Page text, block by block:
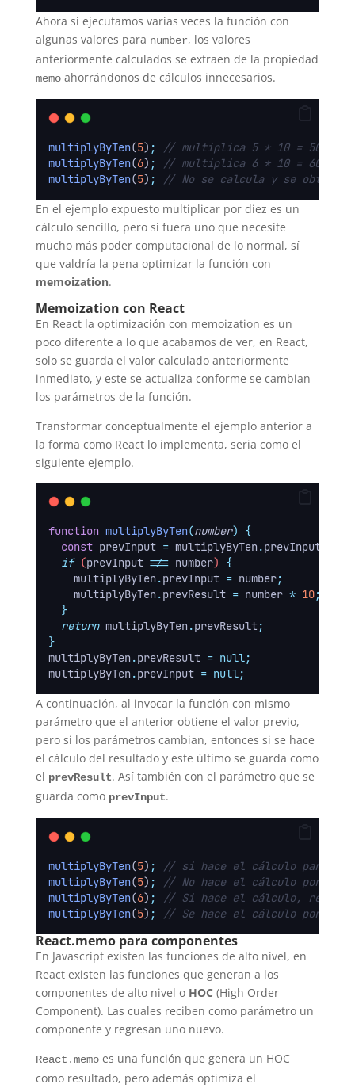
Ahora si ejecutamos varias veces la función con
algunas valores para number, los valores
anteriormente calculados se extraen de la propiedad
memoahorrándonos de cálculos innecesarios.
multiplyByTen(5) ;
// multiplica 5 * 10 = 50
multiplyByTen(6) ;
// multiplica 6 * 10 = 60
multiplyByTen(5) ; // No se calcula y se obtiene
En el ejemplo expuesto multiplicar por diez es un
cálculo sencillo, pero si fuera uno que necesite
mucho más poder computacional de lo normal, sí
que valdría la pena optimizar la función con
memoization.
Memoization con React
En React la optimización con memoization es un
poco diferente a lo que acabamos de ver, en React,
solo se guarda el valor calculado anteriormente
inmediato, y este se actualiza conforme se cambian
los parámetros de la función.
Transformar conceptualmente el ejemplo anterior a
la forma como React lo implementa, seria como el
siguiente ejemplo.
function multiplyByTen(number)
{
const prevInput = multiplyByTen.prevInput
if (prevInput !== number) {
multiplyByTen.prevInput = number;
multiplyByTen.prevResult = number * 10;
}
return multiplyByTen.prevResult;
}
multiplyByTen.prevResult = null;
multiplyByTen.prevInput = null;
A continuación, al invocar la función con mismo
parámetro que el anterior obtiene el valor previo,
pero si los parámetros cambian, entonces si se hace
el cálculo del resultado y este último se guarda como
el prevResult. Así también con el parámetro que se
guarda como prevInput.
multiplyByTen(5) ;
// si hace el cálculo para
multiplyByTen(5) ;
// No hace el cálculo porque
multiplyByTen(6) ;
// Si hace el cálculo, regresa
multiplyByTen(5) ; // Se hace el cálculo porque
React.memo para componentes
En Javascript existen las funciones de alto nivel, en
React existen las funciones que generan a los
componentes de alto nivel o HOC (High Order
Component). Las cuales reciben como parámetro un
componente y regresan uno nuevo.
React.memoes una función que genera un HOC
como resultado, pero además optimiza el